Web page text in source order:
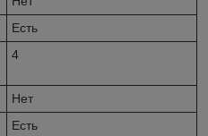
Есть
4
Нет
Есть